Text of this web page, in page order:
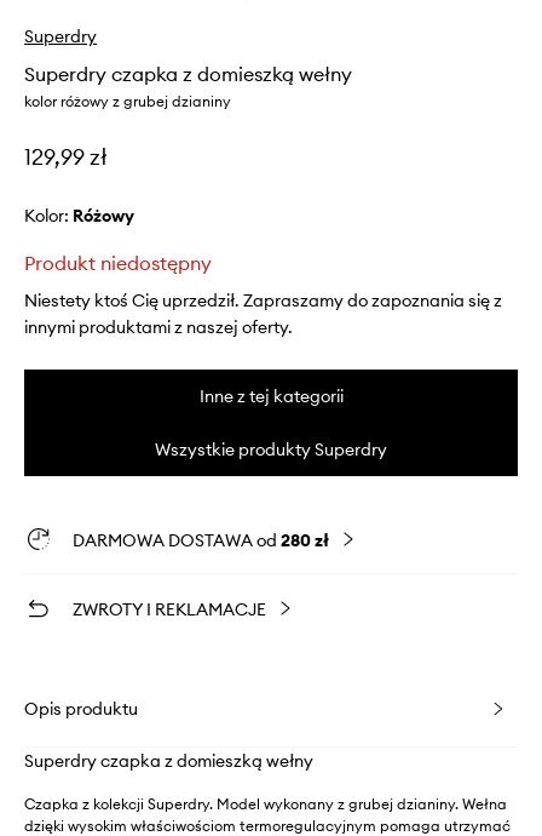
Superdry
Superdry czapka z domieszką wełny
kolor różowy z grubej dzianiny
129,99 zł
Kolor: różowy
Produkt niedostępny
Niestety ktoś Cię uprzedził. Zapraszamy do zapoznania się z
innymi produktami z naszej oferty.
Inne z tej kategorii
Wszystkie produkty Superdry
DARMOWA DOSTAWA od 280 zł
ZWROTY I REKLAMACJE
Opis produktu
Superdry czapka z domieszką wełny
Czapka z kolekcji Superdry. Model wykonany z grubej dzianiny. Wełna
dzięki wysokim właściwościom termoregulacyjnym pomaga utrzymać